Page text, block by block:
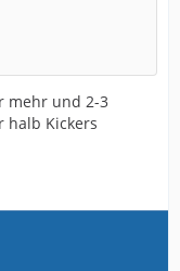
mehr und 2-3
halb Kickers